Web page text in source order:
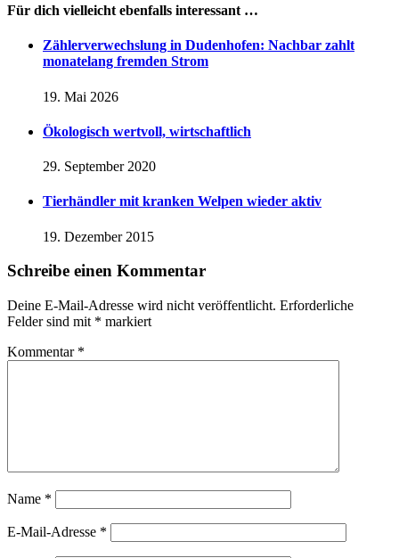
Für dich vielleicht ebenfalls interessant …
Zählerverwechslung in Dudenhofen: Nachbar zahlt
monatelang fremden Strom
19. Mai 2026
Ökologisch wertvoll, wirtschaftlich
29. September 2020
Tierhändler mit kranken Welpen wieder aktiv
19. Dezember 2015
Schreibe einen Kommentar
Deine E-Mail-Adresse wird nicht veröffentlicht. Erforderliche
Felder sind mit * markiert
Kommentar *
Name *
E-Mail-Adresse *